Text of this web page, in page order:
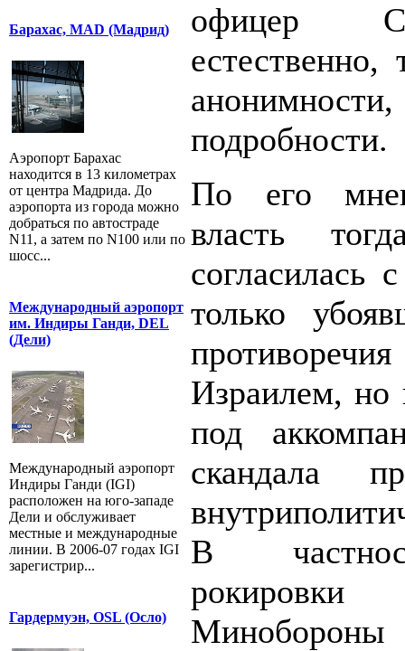
Барахас, MAD (Мадрид)
Аэропорт Барахас
находится в 13 километрах
от центра Мадрида. До
аэропорта из города можно
добраться по автостраде
N11, а затем по N100 или по
шосс...
Международный аэропорт
им. Индиры Ганди, DEL
(Дели)
Международный аэропорт
Индиры Ганди (IGI)
расположен на юго-западе
Дели и обслуживает
местные и международные
линии. В 2006-07 годах IGI
зарегистрир...
Гардермуэн, OSL (Осло)
офицер
подробности.
По его
власть
согласилась
только
Израилем, но
под
скандала
В
рокировки